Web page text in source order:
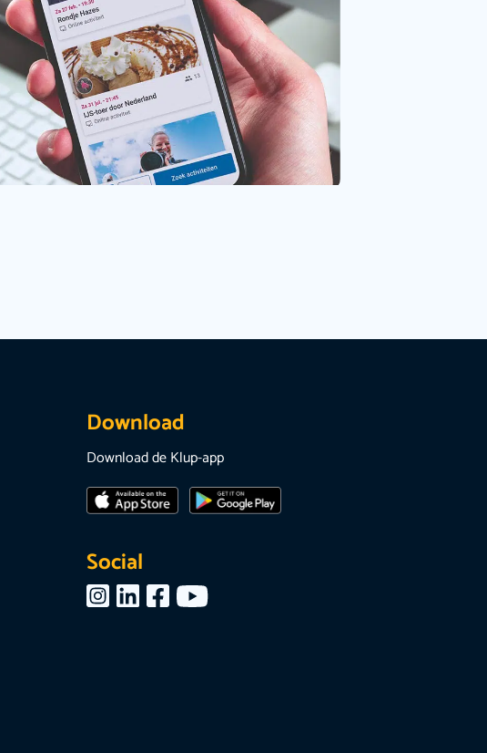
Download
Download de Klup-app
Social